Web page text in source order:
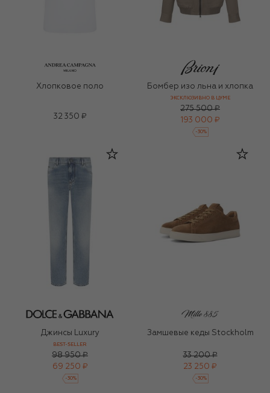
Хлопковое поло
32 350 ₽
Бомбер изо льна и хлопка
ЭКСКЛЮЗИВНО В ЦУМЕ
275 500 ₽
193 000 ₽
-30%
Джинсы Luxury
BEST-SELLER
98 950 ₽
69 250 ₽
-30%
Замшевые кеды Stockholm
33 200 ₽
23 250 ₽
-30%